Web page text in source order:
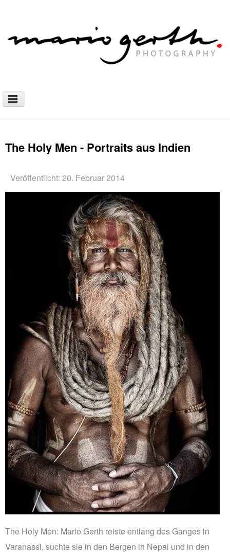
PHOTOGRAPHY
DOCUMENTARY
SHOP
WALLHANGING
The Holy Men - Portraits aus Indien
Veröffentlicht: 20. Februar 2014
The Holy Men: Mario Gerth reiste entlang des Ganges in
Varanassi, suchte sie in den Bergen in Nepal und in den